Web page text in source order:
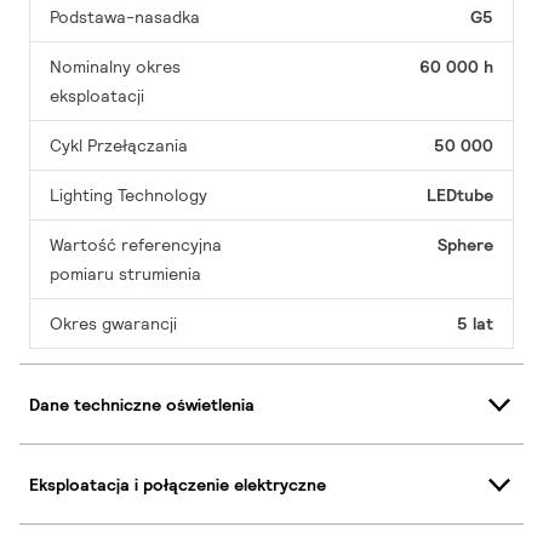
Podstawa-nasadka G5
Nominalny okres
eksploatacji
60 000 h
Cykl Przełączania 50 000
Lighting Technology LEDtube
Wartość referencyjna
pomiaru strumienia
Sphere
Okres gwarancji 5 lat
Dane techniczne oświetlenia
Eksploatacja i połączenie elektryczne